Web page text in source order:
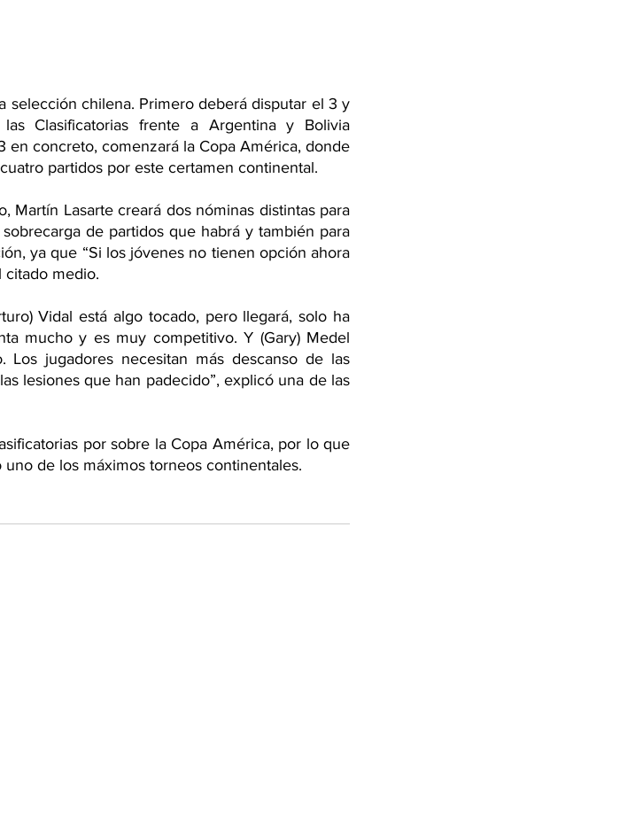
selección chilena. Primero deberá disputar el 3 y
Clasificatorias frente a Argentina y Bolivia
en concreto, comenzará la Copa América, donde
partidos por este certamen continental.
Martín Lasarte creará dos nóminas distintas para
de partidos que habrá y también para
ya que “Si los jóvenes no tienen opción ahora
citado medio.
Vidal está algo tocado, pero llegará, solo ha
mucho y es muy competitivo. Y (Gary) Medel
jugadores necesitan más descanso de las
lesiones que han padecido”, explicó una de las
por sobre la Copa América, por lo que
de los máximos torneos continentales.